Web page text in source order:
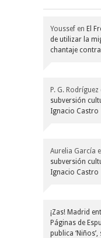
Youssef en El
de utilizar la
chantaje contra
P. G. Rodríguez
subversión
Ignacio Castro
Aurelia García
subversión
Ignacio Castro
¡Zas! Madrid
Páginas de
publica